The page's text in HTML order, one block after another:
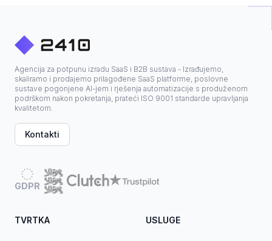
Agencija za potpunu izradu SaaS i B2B sustava - Izrađujemo,
skaliramo i prodajemo prilagođene SaaS platforme, poslovne
sustave pogonjene AI-jem i rješenja automatizacije s produženom
podrškom nakon pokretanja, prateći ISO 9001 standarde upravljanja
kvalitetom.
Kontakti
GDPR
TVRTKA USLUGE